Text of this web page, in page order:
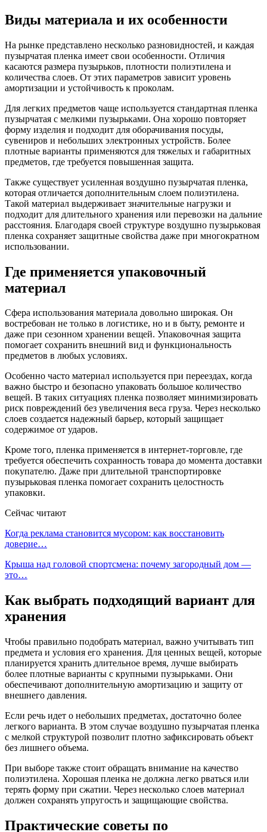
Виды материала и их особенности
На рынке представлено несколько разновидностей, и каждая
пузырчатая пленка имеет свои особенности. Отличия
касаются размера пузырьков, плотности полиэтилена и
количества слоев. От этих параметров зависит уровень
амортизации и устойчивость к проколам.
Для легких предметов чаще используется стандартная пленка
пузырчатая с мелкими пузырьками. Она хорошо повторяет
форму изделия и подходит для оборачивания посуды,
сувениров и небольших электронных устройств. Более
плотные варианты применяются для тяжелых и габаритных
предметов, где требуется повышенная защита.
Также существует усиленная воздушно пузырчатая пленка,
которая отличается дополнительным слоем полиэтилена.
Такой материал выдерживает значительные нагрузки и
подходит для длительного хранения или перевозки на дальние
расстояния. Благодаря своей структуре воздушно пузырьковая
пленка сохраняет защитные свойства даже при многократном
использовании.
Где применяется упаковочный
материал
Сфера использования материала довольно широкая. Он
востребован не только в логистике, но и в быту, ремонте и
даже при сезонном хранении вещей. Упаковочная защита
помогает сохранить внешний вид и функциональность
предметов в любых условиях.
Особенно часто материал используется при переездах, когда
важно быстро и безопасно упаковать большое количество
вещей. В таких ситуациях пленка позволяет минимизировать
риск повреждений без увеличения веса груза. Через несколько
слоев создается надежный барьер, который защищает
содержимое от ударов.
Кроме того, пленка применяется в интернет-торговле, где
требуется обеспечить сохранность товара до момента доставки
покупателю. Даже при длительной транспортировке
пузырьковая пленка помогает сохранить целостность
упаковки.
Сейчас читают
Когда реклама становится мусором: как восстановить
доверие…
Крыша над головой спортсмена: почему загородный дом —
это…
Как выбрать подходящий вариант для
хранения
Чтобы правильно подобрать материал, важно учитывать тип
предмета и условия его хранения. Для ценных вещей, которые
планируется хранить длительное время, лучше выбирать
более плотные варианты с крупными пузырьками. Они
обеспечивают дополнительную амортизацию и защиту от
внешнего давления.
Если речь идет о небольших предметах, достаточно более
легкого варианта. В этом случае воздушно пузырчатая пленка
с мелкой структурой позволит плотно зафиксировать объект
без лишнего объема.
При выборе также стоит обращать внимание на качество
полиэтилена. Хорошая пленка не должна легко рваться или
терять форму при сжатии. Через несколько слоев материал
должен сохранять упругость и защищающие свойства.
Практические советы по